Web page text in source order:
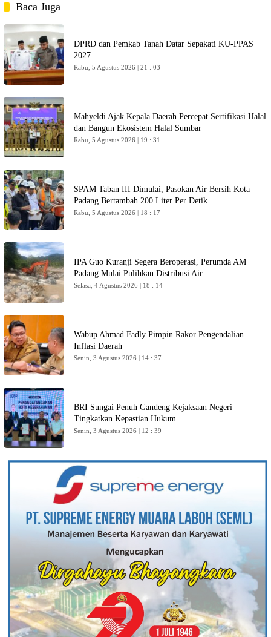
Baca Juga
DPRD dan Pemkab Tanah Datar Sepakati KU-PPAS
2027
Rabu, 5 Agustus 2026 | 21 : 03
Mahyeldi Ajak Kepala Daerah Percepat Sertifikasi Halal
dan Bangun Ekosistem Halal Sumbar
Rabu, 5 Agustus 2026 | 19 : 31
SPAM Taban III Dimulai, Pasokan Air Bersih Kota
Padang Bertambah 200 Liter Per Detik
Rabu, 5 Agustus 2026 | 18 : 17
IPA Guo Kuranji Segera Beroperasi, Perumda AM
Padang Mulai Pulihkan Distribusi Air
Selasa, 4 Agustus 2026 | 18 : 14
Wabup Ahmad Fadly Pimpin Rakor Pengendalian
Inflasi Daerah
Senin, 3 Agustus 2026 | 14 : 37
BRI Sungai Penuh Gandeng Kejaksaan Negeri
Tingkatkan Kepastian Hukum
Senin, 3 Agustus 2026 | 12 : 39